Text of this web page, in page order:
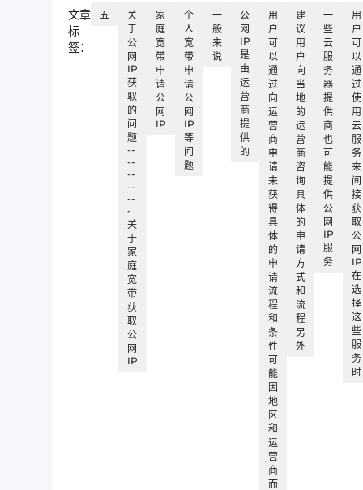
文章
标
签：
五
关
于
公
网
IP
获
取
的
问
题
--
--
--
--
--
-
关
于
家
庭
宽
带
获
取
公
网
IP
家
庭
宽
带
申
请
公
网
IP
个
人
宽
带
申
请
公
网
IP
等
问
题
一
般
来
说
公
网
IP
是
由
运
营
商
提
供
的
用
户
可
以
通
过
向
运
营
商
申
请
来
获
得
具
体
的
申
请
流
程
和
条
件
可
能
因
地
区
和
运
营
商
而
建
议
用
户
向
当
地
的
运
营
商
咨
询
具
体
的
申
请
方
式
和
流
程
另
外
一
些
云
服
务
器
提
供
商
也
可
能
提
供
公
网
IP
服
务
用
户
可
以
通
过
使
用
云
服
务
来
间
接
获
取
公
网
IP
在
选
择
这
些
服
务
时